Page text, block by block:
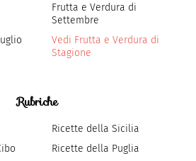
Frutta e Verdura di
Settembre
Vedi Frutta e Verdura di
Stagione
Rubriche
Ricette della Sicilia
Ricette della Puglia